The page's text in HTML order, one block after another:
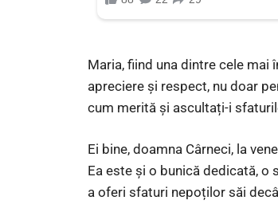
Maria, fiind una dintre cele
apreciere și respect, nu doar
cum merită și ascultați-i
Ei bine, doamna Cârneci, la
Ea este și o bunică dedicată,
a oferi sfaturi nepoților săi